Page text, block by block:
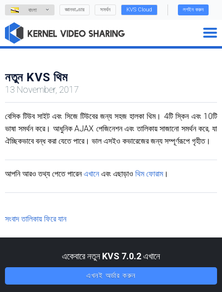
বাংলা জ্ঞানভাণ্ডার সমর্থন KVS Cloud লগইন করুন
নতুন KVS থিম
13 November, 2017
বেসিক টিউব সাইট এবং সিজে টিউবের জন্য সহজ হালকা থিম। 4টি স্কিন এবং 10টি
ভাষা সমর্থন করে। আধুনিক AJAX পেজিনেশন এবং তালিকায় সাজানো সমর্থন করে, যা
ঐচ্ছিকভাবে বন্ধ করা যেতে পারে। ভাল এসইও কভারেজের জন্য সম্পূর্ণরূপে গৃহীত।
আপনি আরও তথ্য পেতে পারেনএখানে এবং এছাড়াও থিম ফোরাম।
সংবাদ তালিকায় ফিরে যান
একেবারে নতুন KVS 7.0.2এখানে
এখনই অর্ডার করুন